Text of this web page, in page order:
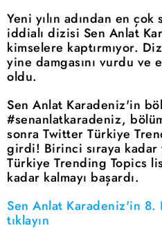
Yeni yılın adından en
iddialı dizisi Sen Anlat
kimselere kaptırmıyor.
yine damgasını vurdu ve
oldu.
Sen Anlat Karadeniz'in
#senanlatkaradeniz,
sonra Twitter Türkiye
girdi! Birinci sıraya
Türkiye Trending Topics
kadar kalmayı başardı.
Sen Anlat Karadeniz'in 8.
tıklayın